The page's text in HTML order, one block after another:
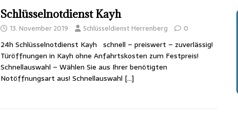
Schlüsselnotdienst Kayh
13. November 2019 Schlüsseldienst Herrenberg 0
24h Schlüsselnotdienst Kayh schnell – preiswert – zuverlässig!
Türöffnungen in Kayh ohne Anfahrtskosten zum Festpreis!
Schnellauswahl – Wählen Sie aus Ihrer benötigten
Notöffnungsart aus! Schnellauswahl […]